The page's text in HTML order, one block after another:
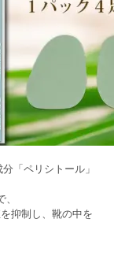
「ペリシトール」
抑制し、靴の中を